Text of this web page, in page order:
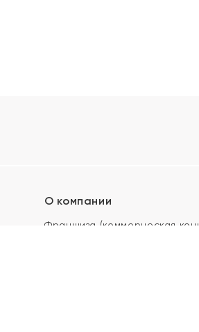
О компании
Франшиза (коммерческая